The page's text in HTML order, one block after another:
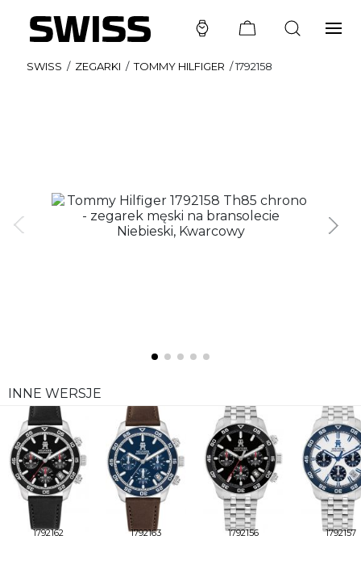
SWISS / ZEGARKI / TOMMY HILFIGER /1792158
INNE WERSJE
1792162 1792163 1792156 1792157